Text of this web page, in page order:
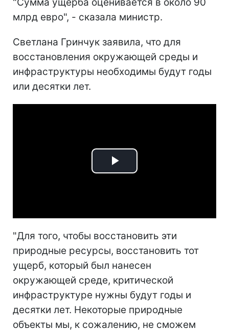
млрд евро", - сказала министр.
Светлана Гринчук заявила, что для
восстановления окружающей среды и
инфраструктуры необходимы будут годы
или десятки лет.
Play
"Для того, чтобы восстановить эти
природные ресурсы, восстановить тот
ущерб, который был нанесен
окружающей среде, критической
инфраструктуре нужны будут годы и
десятки лет. Некоторые природные
объекты мы, к сожалению, не сможем